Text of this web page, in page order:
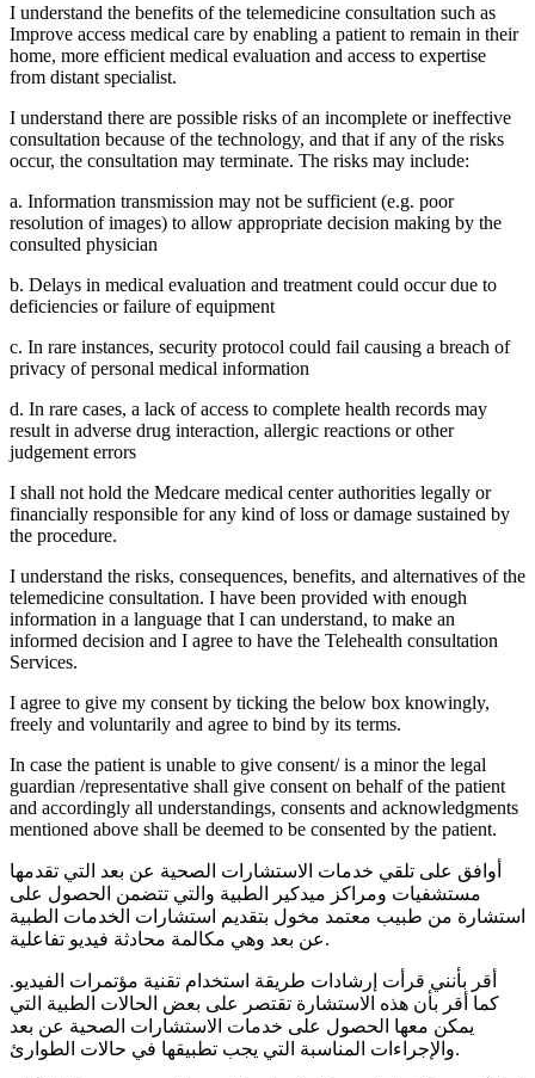
I understand the benefits of the telemedicine consultation such as
Improve access medical care by enabling a patient to remain in their
home, more efficient medical evaluation and access to expertise
from distant specialist.
I understand there are possible risks of an incomplete or ineffective
consultation because of the technology, and that if any of the risks
occur, the consultation may terminate. The risks may include:
a. Information transmission may not be sufficient (e.g. poor
resolution of images) to allow appropriate decision making by the
consulted physician
b. Delays in medical evaluation and treatment could occur due to
deficiencies or failure of equipment
c. In rare instances, security protocol could fail causing a breach of
privacy of personal medical information
d. In rare cases, a lack of access to complete health records may
result in adverse drug interaction, allergic reactions or other
judgement errors
I shall not hold the Medcare medical center authorities legally or
financially responsible for any kind of loss or damage sustained by
the procedure.
I understand the risks, consequences, benefits, and alternatives of the
telemedicine consultation. I have been provided with enough
information in a language that I can understand, to make an
informed decision and I agree to have the Telehealth consultation
Services.
I agree to give my consent by ticking the below box knowingly,
freely and voluntarily and agree to bind by its terms.
In case the patient is unable to give consent/ is a minor the legal
guardian /representative shall give consent on behalf of the patient
and accordingly all understandings, consents and acknowledgments
mentioned above shall be deemed to be consented by the patient.
أوافق على تلقي خدمات الاستشارات الصحية عن بعد التي تقدمها
مستشفيات ومراكز ميدكير الطبية والتي تتضمن الحصول على
استشارة من طبيب معتمد مخول بتقديم استشارات الخدمات الطبية
عن بعد وهي مكالمة محادثة فيديو تفاعلية.
أقر بأنني قرأت إرشادات طريقة استخدام تقنية مؤتمرات الفيديو.
كما أقر بأن هذه الاستشارة تقتصر على بعض الحالات الطبية التي
يمكن معها الحصول على خدمات الاستشارات الصحية عن بعد
والإجراءات المناسبة التي يجب تطبيقها في حالات الطوارئ.